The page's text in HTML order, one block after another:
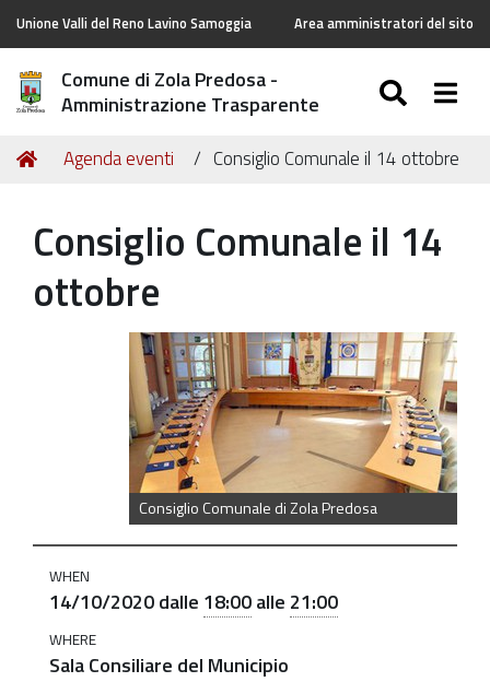
Unione Valli del Reno Lavino Samoggia Area amministratori del sito
Comune di Zola Predosa -
Amministrazione Trasparente
Tu
Home
Agenda eventi Consiglio Comunale il 14 ottobre
Consiglio Comunale il 14
ottobre
Consiglio Comunale di Zola Predosa
https://old.comune.zolapredosa.bo.it/events/consiglio-
14
ottobre
2020-
WHEN
14/10/2020dalle 18:00alle 21:00
WHERE
Sala Consiliare del Municipio